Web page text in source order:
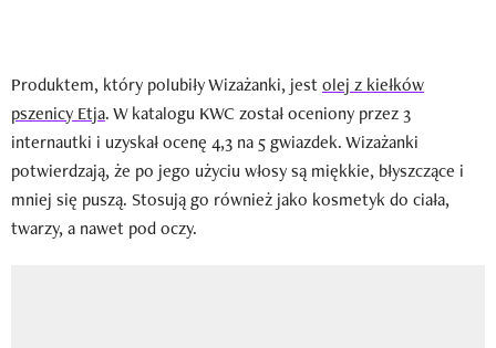
Produktem, który polubiły Wizażanki, jest olej z kiełków
pszenicy Etja. W katalogu KWC został oceniony przez 3
internautki i uzyskał ocenę 4,3 na 5 gwiazdek. Wizażanki
potwierdzają, że po jego użyciu włosy są miękkie, błyszczące i
mniej się puszą. Stosują go również jako kosmetyk do ciała,
twarzy, a nawet pod oczy.